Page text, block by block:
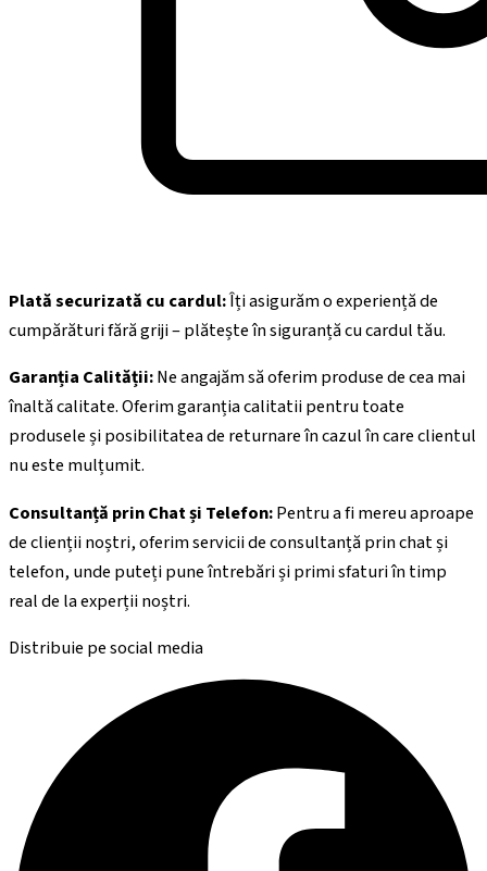
Plată securizată cu cardul:Îți asigurăm o experiență de
cumpărături fără griji – plătește în siguranță cu cardul tău.
Garanția Calității:Ne angajăm să oferim produse de cea mai
înaltă calitate. Oferim garanția calitatii pentru toate
produsele și posibilitatea de returnare în cazul în care clientul
nu este mulțumit.
Consultanță prin Chat și Telefon:Pentru a fi mereu aproape
de clienții noștri, oferim servicii de consultanță prin chat și
telefon, unde puteți pune întrebări și primi sfaturi în timp
real de la experții noștri.
Distribuie pe social media